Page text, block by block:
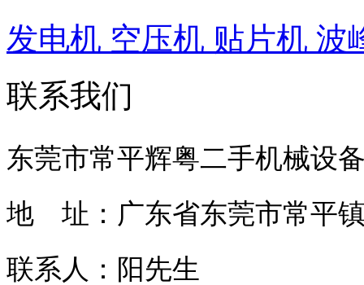
发电机 空压机 贴片机 波
联系我们
东莞市常平辉粤二手机械设
地 址：广东省东莞市常平
联系人：阳先生